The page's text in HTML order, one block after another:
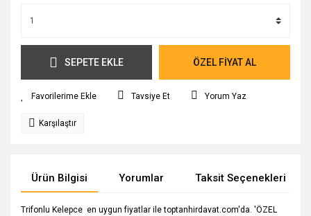
SEPETE EKLE ÖZEL FİYAT AL
Tavsiye Et Yorum Yaz
Karşılaştır
Ürün Bilgisi Yorumlar Taksit Seçenekleri
Trifonlu Kelepce en uygun fiyatlar ile toptanhirdavat.com'da. 'ÖZEL